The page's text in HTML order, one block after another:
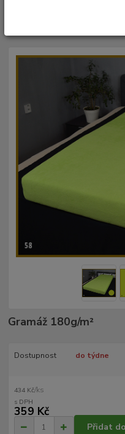
Gramáž 180g/m²­
Dostupnost do týdne
434 Kč/ks
359 Kč
Přidat